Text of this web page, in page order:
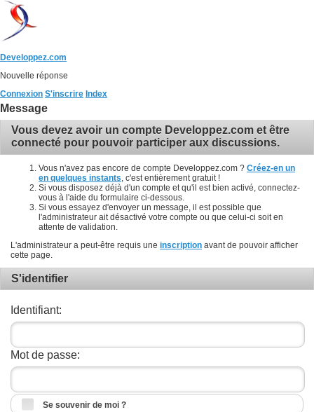
Developpez.com
Nouvelle réponse
Connexion S'inscrire Index
Message
Vous devez avoir un compte Developpez.com et être
connecté pour pouvoir participer aux discussions.
Vous n'avez pas encore de compte Developpez.com ? Créez-en un
en quelques instants , c'est entièrement gratuit !
Si vous disposez déjà d'un compte et qu'il est bien activé, connectez-
vous à l'aide du formulaire ci-dessous.
Si vous essayez d'envoyer un message, il est possible que
l'administrateur ait désactivé votre compte ou que celui-ci soit en
attente de validation.
L'administrateur a peut-être requis une inscription avant de pouvoir afficher
cette page.
S'identifier
Identifiant:
Mot de passe:
Se souvenir de moi ?